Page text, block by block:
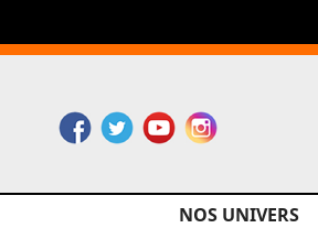
Facebook
TwitterYouTubeInstagram
NOS UNIVERS